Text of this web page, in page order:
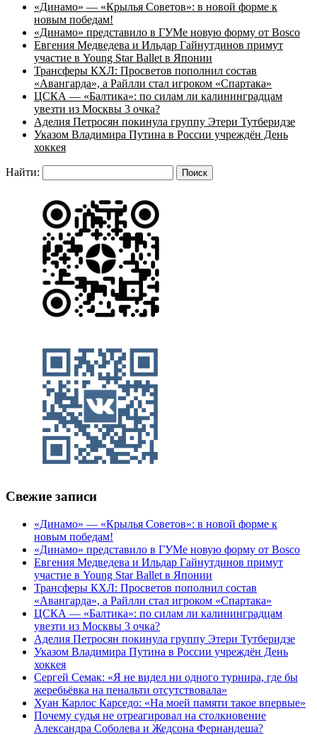
«Динамо» — «Крылья Советов»: в новой форме к
новым победам!
«Динамо» представило в ГУМе новую форму от Bosco
Евгения Медведева и Ильдар Гайнутдинов примут
участие в Young Star Ballet в Японии
Трансферы КХЛ: Просветов пополнил состав
«Авангарда», а Райлли стал игроком «Спартака»
ЦСКА — «Балтика»: по силам ли калининградцам
увезти из Москвы 3 очка?
Аделия Петросян покинула группу Этери Тутберидзе
Указом Владимира Путина в России учреждён День
хоккея
Найти:
Свежие записи
«Динамо» — «Крылья Советов»: в новой форме к
новым победам!
«Динамо» представило в ГУМе новую форму от Bosco
Евгения Медведева и Ильдар Гайнутдинов примут
участие в Young Star Ballet в Японии
Трансферы КХЛ: Просветов пополнил состав
«Авангарда», а Райлли стал игроком «Спартака»
ЦСКА — «Балтика»: по силам ли калининградцам
увезти из Москвы 3 очка?
Аделия Петросян покинула группу Этери Тутберидзе
Указом Владимира Путина в России учреждён День
хоккея
Сергей Семак: «Я не видел ни одного турнира, где бы
жеребьёвка на пенальти отсутствовала»
Хуан Карлос Карседо: «На моей памяти такое впервые»
Почему судья не отреагировал на столкновение
Александра Соболева и Жедсона Фернандеша?